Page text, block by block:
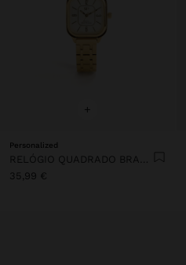
+
Personalized
RELÓGIO QUADRADO BRACELETE DE AÇO INOXIDÁVEL
35,99 €